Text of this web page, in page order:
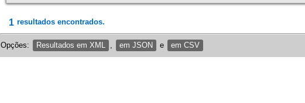
1 resultados encontrados.
Opções: Resultados em XML em JSON e em CSV